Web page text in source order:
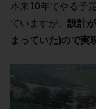
本来10年でやる予
ていますが、設計
まっていた)ので実